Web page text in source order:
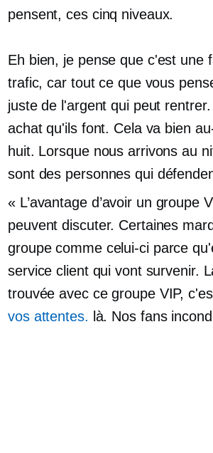
pensent, ces cinq niveaux.
Eh bien, je pense que c'est une
trafic, car tout ce que vous
juste de l'argent qui peut
achat qu'ils font. Cela va bien
huit. Lorsque nous arrivons au
sont des personnes qui
« L’avantage d’avoir un groupe
peuvent discuter. Certaines
groupe comme celui-ci parce
service client qui vont survenir.
trouvée avec ce groupe VIP,
vos attentes. là. Nos fans